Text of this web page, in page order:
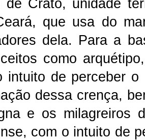
de Crato, unidade
que usa do
dela. Para a
como
intuito de perceber
dessa crença,
e os milagreiros
com o intuito de